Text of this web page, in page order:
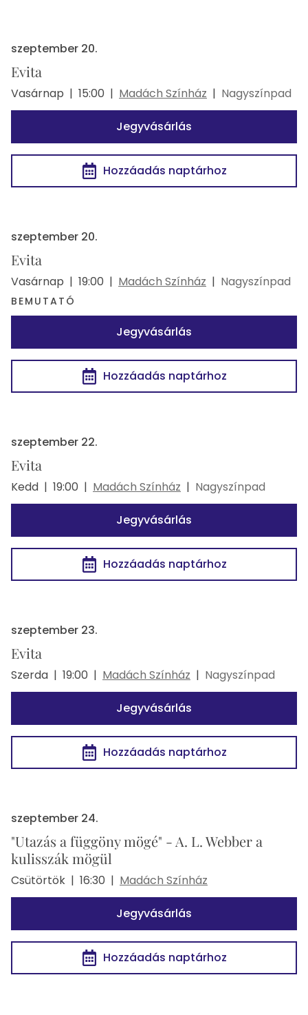
szeptember 20.
Evita
Vasárnap | 15:00 | Madách Színház | Nagyszínpad
Jegyvásárlás
Hozzáadás naptárhoz
szeptember 20.
Evita
Vasárnap | 19:00 | Madách Színház | Nagyszínpad
BEMUTATÓ
Jegyvásárlás
Hozzáadás naptárhoz
szeptember 22.
Evita
Kedd | 19:00 | Madách Színház | Nagyszínpad
Jegyvásárlás
Hozzáadás naptárhoz
szeptember 23.
Evita
Szerda | 19:00 | Madách Színház | Nagyszínpad
Jegyvásárlás
Hozzáadás naptárhoz
szeptember 24.
"Utazás a függöny mögé" - A. L. Webber a
kulisszák mögül
Csütörtök | 16:30 | Madách Színház
Jegyvásárlás
Hozzáadás naptárhoz